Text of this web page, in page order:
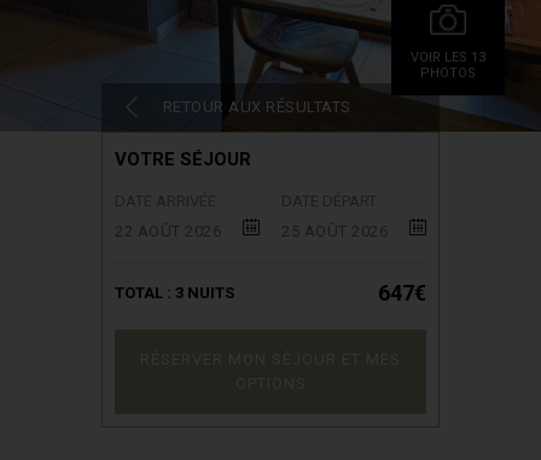
VOIR LES 13
PHOTOS
RETOUR AUX RÉSULTATS
VOTRE SÉJOUR
22 AOÛT 2026
25 AOÛT 2026
TOTAL : 3 NUITS 647€